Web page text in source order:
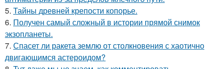
5. Тайны древней крепости копорье.
6. Получен самый сложный в истории прямой снимок
экзопланеты.
7. Спасет ли ракета землю от столкновения с хаотично
двигающимся астероидом?